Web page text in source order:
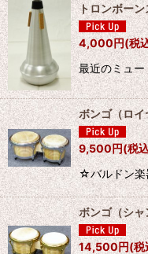
トロンボー
4,000円(税
最近のミュ
ボンゴ（ロ
9,500円(税
☆バルドン楽
ボンゴ（シ
14,500円(税